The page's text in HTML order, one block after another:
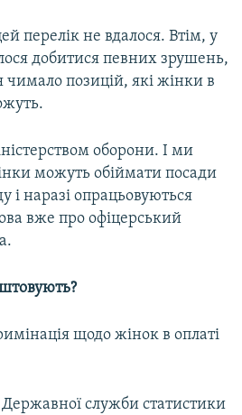
перелік не вдалося. Втім, у
добитися певних зрушень,
позицій, які жінки в
оборони. І ми
можуть обіймати посади
і наразі опрацьовуються
вже про офіцерський
щодо жінок в оплаті
служби статистики